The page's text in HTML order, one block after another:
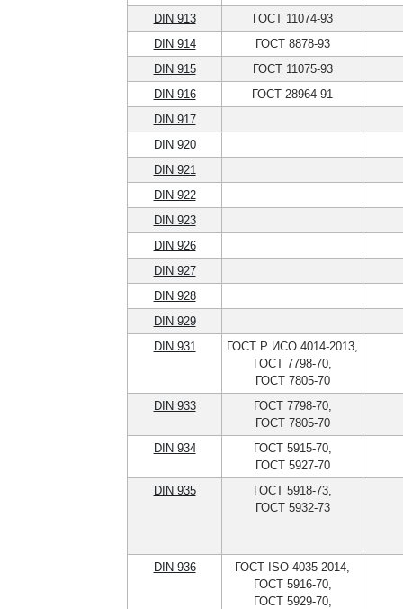
DIN 913
ГОСТ 11074-93
DIN 914
ГОСТ 8878-93
DIN 915
ГОСТ 11075-93
DIN 916
ГОСТ 28964-91
DIN 917
DIN 920
DIN 921
DIN 922
DIN 923
DIN 926
DIN 927
DIN 928
DIN 929
DIN 931
ГОСТ Р ИСО 4014-2013,
ГОСТ 7798-70,
ГОСТ 7805-70
DIN 933
ГОСТ 7798-70,
ГОСТ 7805-70
DIN 934
ГОСТ 5915-70,
ГОСТ 5927-70
DIN 935
ГОСТ 5918-73,
ГОСТ 5932-73
DIN 936
ГОСТ ISO 4035-2014,
ГОСТ 5916-70,
ГОСТ 5929-70,